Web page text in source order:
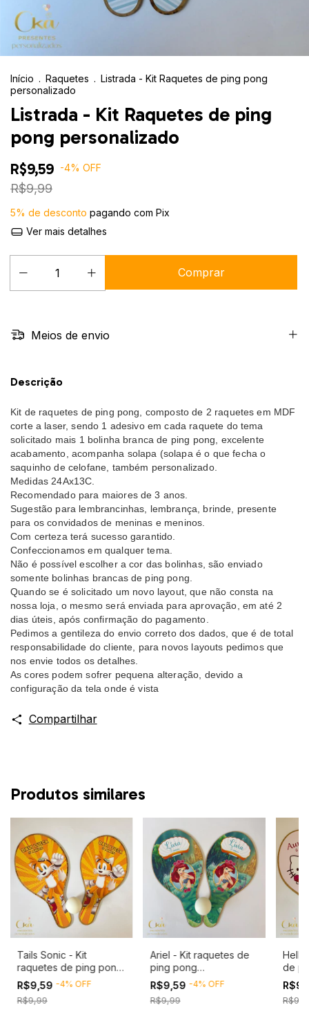
Início . Raquetes . Listrada - Kit Raquetes de ping pong
personalizado
Listrada - Kit Raquetes de ping
pong personalizado
R$9,59 -4% OFF
R$9,99
5% de desconto pagando com Pix
Ver mais detalhes
Meios de envio
Descrição
Kit de raquetes de ping pong, composto de 2 raquetes em MDF
corte a laser, sendo 1 adesivo em cada raquete do tema
solicitado mais 1 bolinha branca de ping pong, excelente
acabamento, acompanha solapa (solapa é o que fecha o
saquinho de celofane, também personalizado.
Medidas 24Ax13C.
Recomendado para maiores de 3 anos.
Sugestão para lembrancinhas, lembrança, brinde, presente
para os convidados de meninas e meninos.
Com certeza terá sucesso garantido.
Confeccionamos em qualquer tema.
Não é possível escolher a cor das bolinhas, são enviado
somente bolinhas brancas de ping pong.
Quando se é solicitado um novo layout, que não consta na
nossa loja, o mesmo será enviada para aprovação, em até 2
dias úteis, após confirmação do pagamento.
Pedimos a gentileza do envio correto dos dados, que é de total
responsabilidade do cliente, para novos layouts pedimos que
nos envie todos os detalhes.
As cores podem sofrer pequena alteração, devido a
configuração da tela onde é vista
Compartilhar
Produtos similares
Tails Sonic - Kit
raquetes de ping pong
personalizado
R$9,59 -4% OFF
R$9,99
Ariel - Kit raquetes de
ping pong
personalizado
R$9,59 -4% OFF
R$9,99
Hello
de